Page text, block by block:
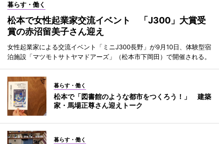
暮らす・働く
松本で女性起業家交流イベント 「J300」大賞受
賞の赤沼留美子さん迎え
女性起業家による交流イベント「ミニJ300長野」が9月10日、体験型宿
泊施設「マツモトサトヤマドアーズ」（松本市下岡田）で開催される。
暮らす・働く
松本で「図書館のような都市をつくろう！」 建築
家・馬場正尊さん迎えトーク
暮らす・働く